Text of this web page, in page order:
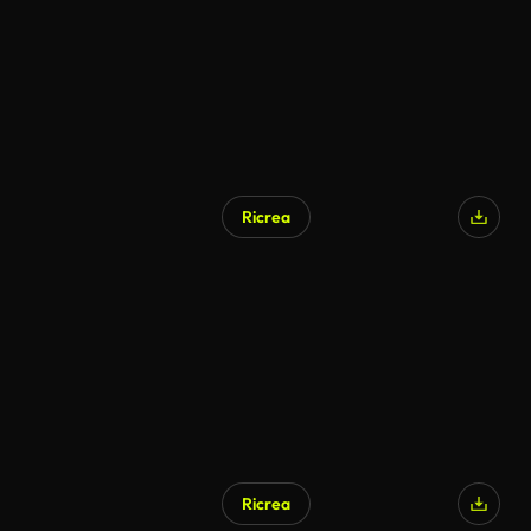
Ricrea
Ricrea